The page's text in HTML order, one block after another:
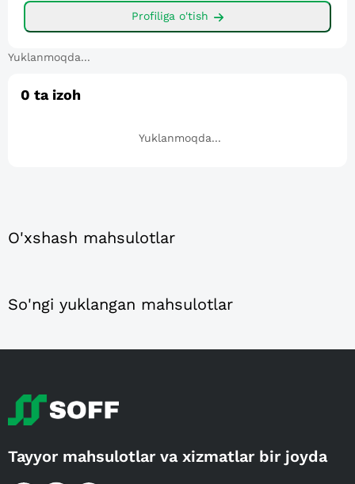
Profiliga o'tish
Yuklanmoqda...
0 ta izoh
Yuklanmoqda...
O'xshash mahsulotlar
So'ngi yuklangan mahsulotlar
Tayyor mahsulotlar va xizmatlar bir joyda